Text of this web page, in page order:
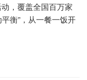
，覆盖全国百万家
衡”，从一餐一饭开